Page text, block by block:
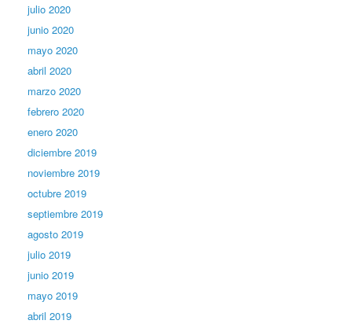
julio 2020
junio 2020
mayo 2020
abril 2020
marzo 2020
febrero 2020
enero 2020
diciembre 2019
noviembre 2019
octubre 2019
septiembre 2019
agosto 2019
julio 2019
junio 2019
mayo 2019
abril 2019